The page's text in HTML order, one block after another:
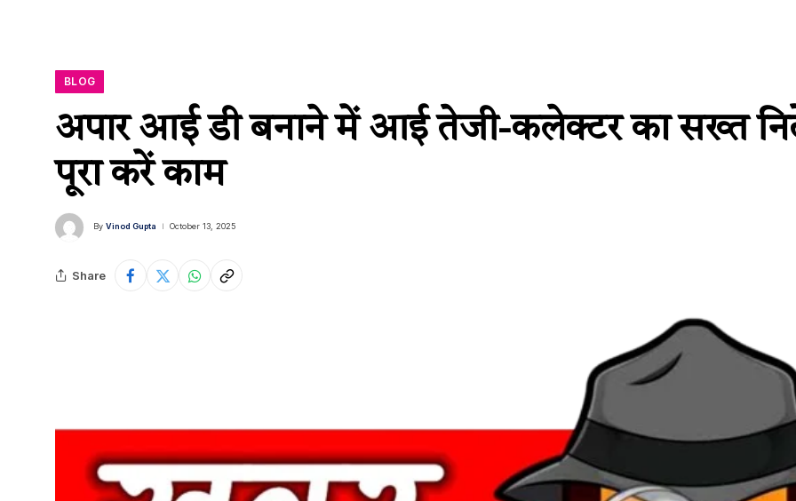
BLOG
अपार आई डी बनाने में आई तेजी-कलेक्टर का सख्त
पूरा करें काम
By Vinod Gupta October 13, 2025
Share